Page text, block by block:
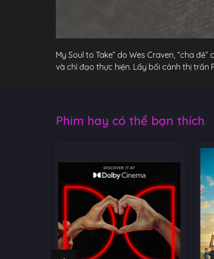
My Soul to Take” do Wes Craven, “cha
và chỉ đạo thực hiện. Lấy bối cảnh thị trấn
Phim hay có thể bạn thích